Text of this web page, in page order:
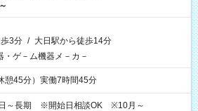
3分 / 大日駅から徒歩14分
・ゲ－ム機器メ－カ－
憩45分）実働7時間45分
～長期 ※開始日相談OK ※10月～